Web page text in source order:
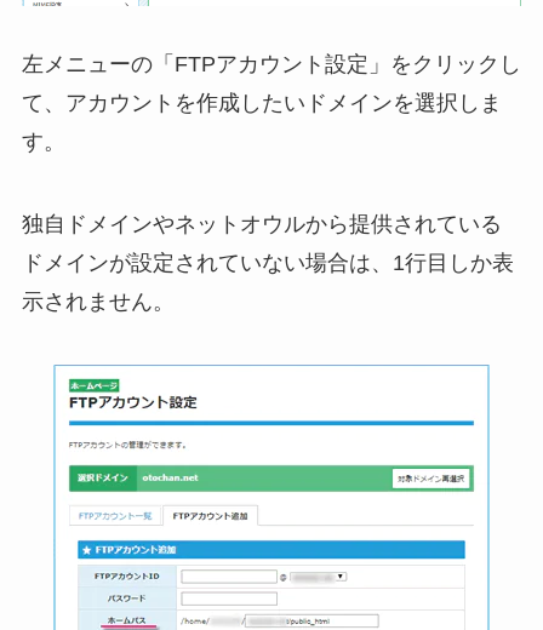
左メニューの「FTPアカウント設定」をクリックし
て、アカウントを作成したいドメインを選択しま
す。
独自ドメインやネットオウルから提供されている
ドメインが設定されていない場合は、1行目しか表
示されません。